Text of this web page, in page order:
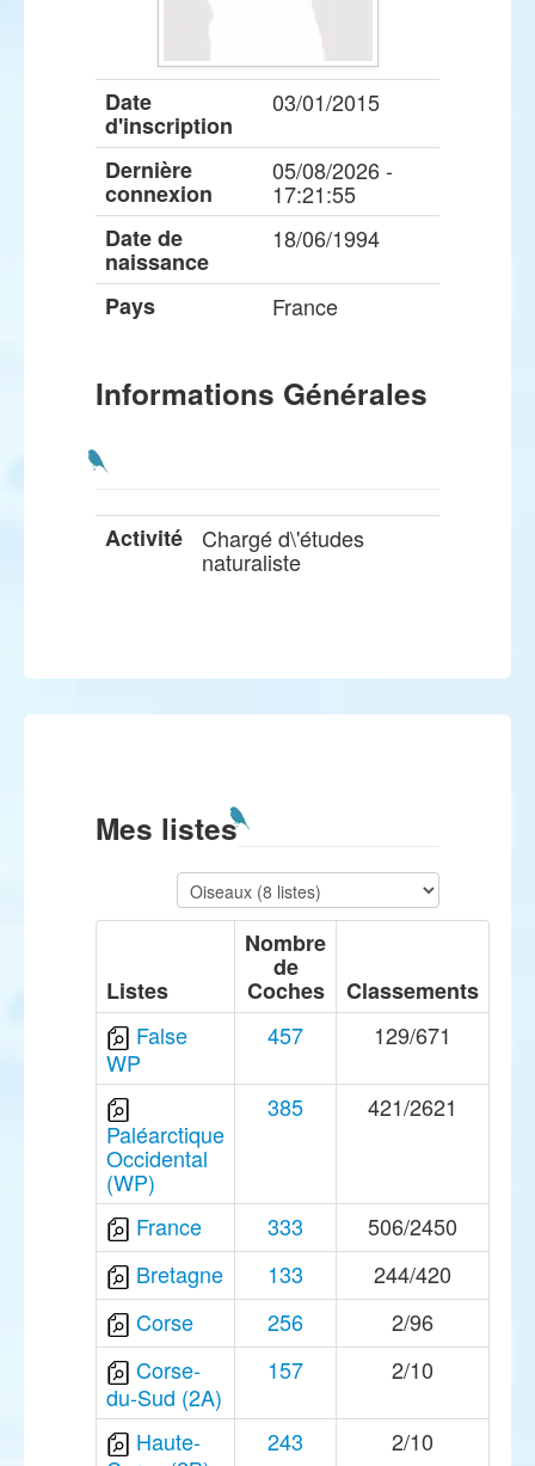
Date
d'inscription
03/01/2015
Dernière
connexion
05/08/2026 -
17:21:55
Date de
naissance
18/06/1994
Pays France
Informations Générales
Activité Chargé d\'études
naturaliste
Mes listes
Listes
Nombre
de
Coches
Classements
False
WP
457 129/671
Paléarctique
Occidental
(WP)
385 421/2621
France 333
506/2450
Bretagne
133
244/420
Corse
256
2/96
Corse-
du-Sud (2A)
157 2/10
Haute-
243 2/10